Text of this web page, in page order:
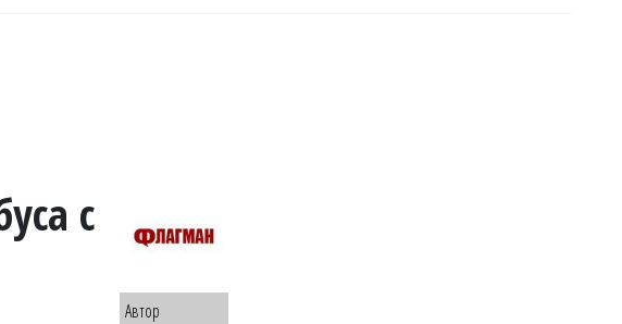
с
Автор